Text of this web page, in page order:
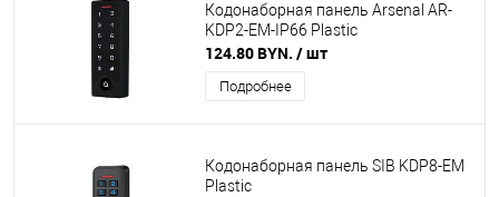
Кодонаборная панель Arsenal AR-
KDP2-EM-IP66 Plastic
124.80 BYN. / шт
Подробнее
Кодонаборная панель SIB KDP8-EM
Plastic